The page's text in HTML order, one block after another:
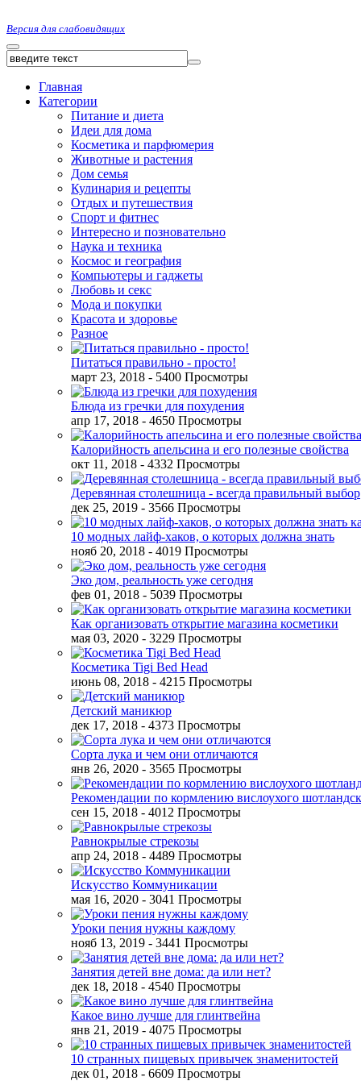
Версия для слабовидящих
Главная
Категории
Питание и диета
Идеи для дома
Косметика и парфюмерия
Животные и растения
Дом семья
Кулинария и рецепты
Отдых и путешествия
Спорт и фитнес
Интересно и позновательно
Наука и техника
Космос и география
Компьютеры и гаджеты
Любовь и секс
Мода и покупки
Красота и здоровье
Разное
Питаться правильно - просто!
март 23, 2018 - 5400 Просмотры
Блюда из гречки для похудения
апр 17, 2018 - 4650 Просмотры
Калорийность апельсина и его полезные свойства
окт 11, 2018 - 4332 Просмотры
Деревянная столешница - всегда правильный выбор
дек 25, 2019 - 3566 Просмотры
10 модных лайф-хаков, о которых должна знать
нояб 20, 2018 - 4019 Просмотры
Эко дом, реальность уже сегодня
фев 01, 2018 - 5039 Просмотры
Как организовать открытие магазина косметики
мая 03, 2020 - 3229 Просмотры
Косметика Tigi Bed Head
июнь 08, 2018 - 4215 Просмотры
Детский маникюр
дек 17, 2018 - 4373 Просмотры
Сорта лука и чем они отличаются
янв 26, 2020 - 3565 Просмотры
Рекомендации по кормлению вислоухого
сен 15, 2018 - 4012 Просмотры
Равнокрылые стрекозы
апр 24, 2018 - 4489 Просмотры
Искусство Коммуникации
мая 16, 2020 - 3041 Просмотры
Уроки пения нужны каждому
нояб 13, 2019 - 3441 Просмотры
Занятия детей вне дома: да или нет?
дек 18, 2018 - 4540 Просмотры
Какое вино лучше для глинтвейна
янв 21, 2019 - 4075 Просмотры
10 странных пищевых привычек знаменитостей
дек 01, 2018 - 6609 Просмотры